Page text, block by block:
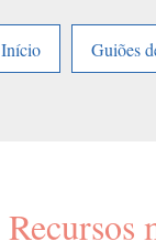
Início
Guiões
Recursos